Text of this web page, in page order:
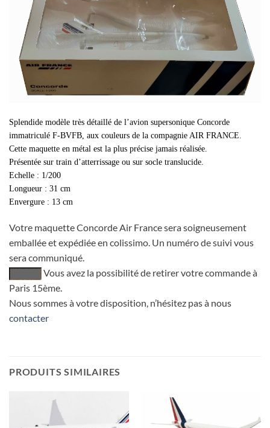
Splendide modèle très détaillé de l’avion supersonique Concorde
immatriculé F-BVFB, aux couleurs de la compagnie AIR FRANCE.
Cette maquette en métal est la plus précise jamais réalisée.
Présentée sur train d’atterrissage ou sur socle translucide.
Echelle : 1/200
Longueur : 31 cm
Envergure : 13 cm
Votre maquette Concorde Air France sera soigneusement
emballée et expédiée en colissimo. Un numéro de suivi vous
sera communiqué.
Vous avez la possibilité de retirer votre commande à
Paris 15ème.
Nous sommes à votre disposition, n’hésitez pas à nous
contacter
PRODUITS SIMILAIRES